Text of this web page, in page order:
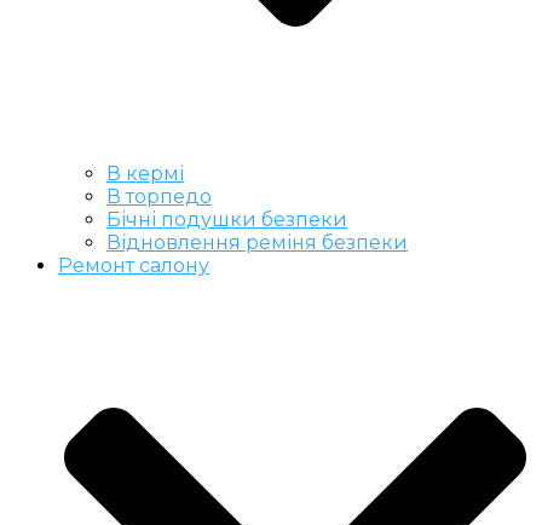
В кермі
В торпедо
Бічні подушки безпеки
Відновлення реміня безпеки
Ремонт салону